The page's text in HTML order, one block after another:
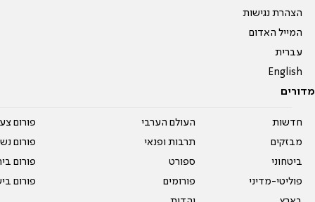
הצהרת נגישות
המייל האדום
עברית
English
מדורים
חדשות
מבזקים
ביטחוני
פוליטי-מדיני
העולם הערבי
תרבות ופנאי
ספורט
פורומים
פורום
פורום
פורום
פורום